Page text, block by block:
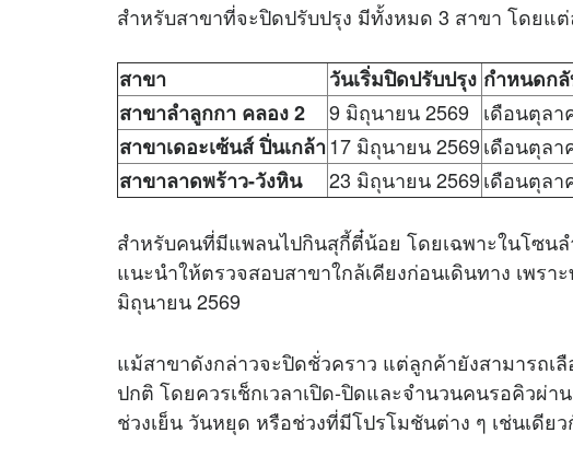
สำหรับสาขาที่จะปิดปรับปรุง มีทั้งหมด 3 สาขา โดยแ
สาขา วันเริ่มปิดปรับปรุง กำหนดกลั
สาขาลำลูกกา คลอง 2
9 มิถุนายน 2569 เดือนตุลา
สาขาเดอะเซ้นส์ ปิ่นเกล้า17 มิถุนายน 2569เดือนตุลา
สาขาลาดพร้าว-วังหิน
23 มิถุนายน 2569เดือนตุลา
สำหรับคนที่มีแพลนไปกินสุกี้ตี๋น้อย โดยเฉพาะในโซน
แนะนำให้ตรวจสอบสาขาใกล้เคียงก่อนเดินทาง เพร
มิถุนายน 2569
แม้สาขาดังกล่าวจะปิดชั่วคราว แต่ลูกค้ายังสามารถเ
ปกติ โดยควรเช็กเวลาเปิด-ปิดและจำนวนคนรอคิวผ่า
ช่วงเย็น วันหยุด หรือช่วงที่มีโปรโมชันต่าง ๆ เช่นเดีย